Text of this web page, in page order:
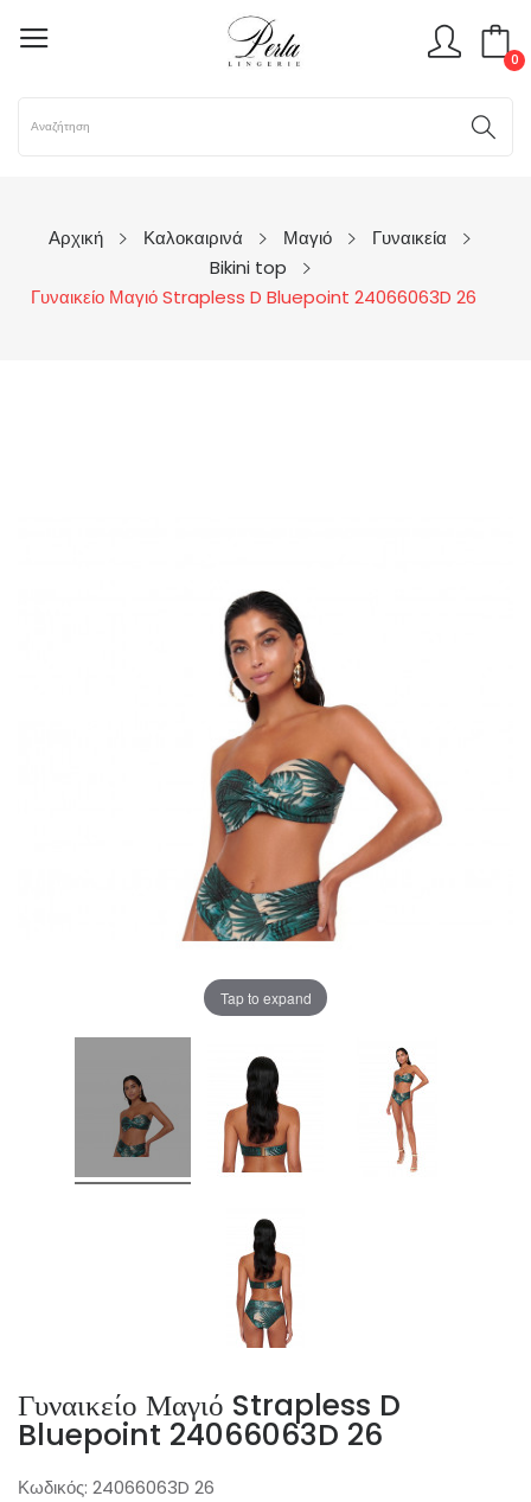
0
Αρχική Καλοκαιρινά Μαγιό
Γυναικεία
Bikini top
Γυναικείο Μαγιό Strapless D Bluepoint 24066063D 26
Tap to expand
Γυναικείο Μαγιό Strapless D
Bluepoint 24066063D 26
Κωδικός: 24066063D 26